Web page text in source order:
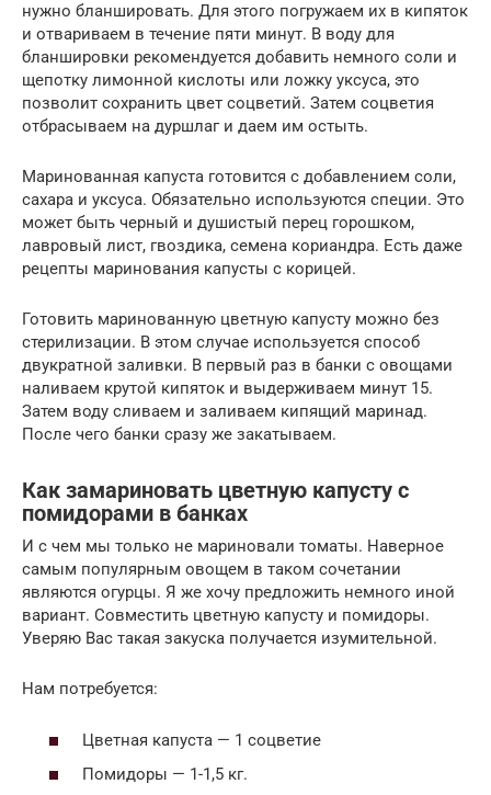
нужно бланшировать. Для этого погружаем их в кипяток
и отвариваем в течение пяти минут. В воду для
бланшировки рекомендуется добавить немного соли и
щепотку лимонной кислоты или ложку уксуса, это
позволит сохранить цвет соцветий. Затем соцветия
отбрасываем на дуршлаг и даем им остыть.
Маринованная капуста готовится с добавлением соли,
сахара и уксуса. Обязательно используются специи. Это
может быть черный и душистый перец горошком,
лавровый лист, гвоздика, семена кориандра. Есть даже
рецепты маринования капусты с корицей.
Готовить маринованную цветную капусту можно без
стерилизации. В этом случае используется способ
двукратной заливки. В первый раз в банки с овощами
наливаем крутой кипяток и выдерживаем минут 15.
Затем воду сливаем и заливаем кипящий маринад.
После чего банки сразу же закатываем.
Как замариновать цветную капусту с
помидорами в банках
И с чем мы только не мариновали томаты. Наверное
самым популярным овощем в таком сочетании
являются огурцы. Я же хочу предложить немного иной
вариант. Совместить цветную капусту и помидоры.
Уверяю Вас такая закуска получается изумительной.
Нам потребуется:
Цветная капуста — 1 соцветие
Помидоры — 1-1,5 кг.